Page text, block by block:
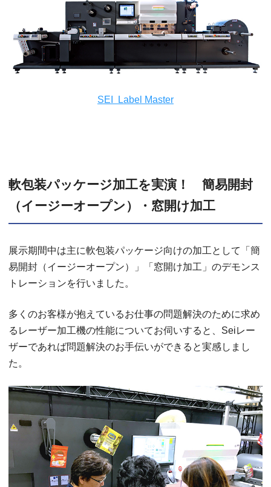
SEI Label Master
軟包装パッケージ加工を実演！ 簡易開封
（イージーオープン）・窓開け加工
展示期間中は主に軟包装パッケージ向けの加工として「簡
易開封（イージーオープン）」「窓開け加工」のデモンス
トレーションを行いました。
多くのお客様が抱えているお仕事の問題解決のために求め
るレーザー加工機の性能についてお伺いすると、Seiレー
ザーであれば問題解決のお手伝いができると実感しまし
た。